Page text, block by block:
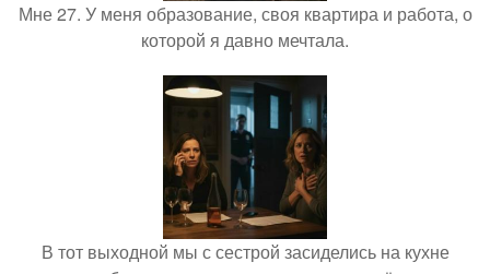
Мне 27. У меня образование, своя квартира и работа, о
которой я давно мечтала.
В тот выходной мы с сестрой засиделись на кухне